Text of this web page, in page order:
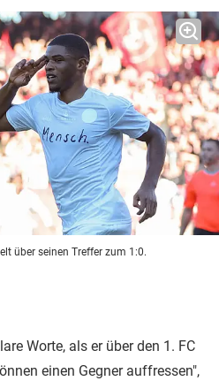
über seinen Treffer zum 1:0.
Worte, als er über den 1. FC
einen Gegner auffressen",